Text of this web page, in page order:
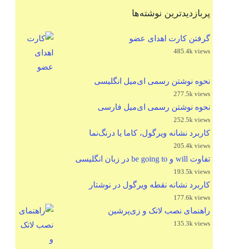
پربازدیدترین نوشته‌ها
گرفتن کارت اهدای عضو
485.4k views
نحوه نوشتن رسمی ای‌میل انگلیسی
277.5k views
نحوه نوشتن رسمی ای‌میل فارسی
252.5k views
کاربرد نشانه ویرگول، کاما یا درنگ‌نما
205.4k views
تفاوت will و be going to در زبان انگلیسی
193.5k views
کاربرد نشانه نقطه ویرگول در نوشتار
177.6k views
راهنمای نصب لاتک و زی‌پرشین
135.3k views